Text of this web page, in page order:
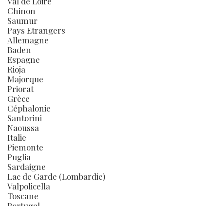
Chinon
Saumur
Pays Etrangers
Allemagne
Baden
Espagne
Rioja
Majorque
Priorat
Grèce
Céphalonie
Santorini
Naoussa
Italie
Piemonte
Puglia
Sardaigne
Lac de Garde (Lombardie)
Valpolicella
Toscane